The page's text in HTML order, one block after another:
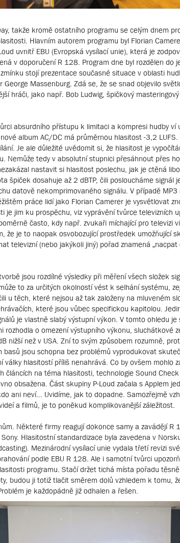
takže kromě ostatního programu se celým dnem
Hlavním autorem programu byl Florian
uvnitř EBU (Evropská vysílací unie), která je
v doporučení R 128. Program dne byl rozdělen do
stojí prezentace současné situace v oblasti
George Massenburg. Zdá se, že se snad objevilo
hráči, jako např. Bob Ludwig, špičkový
absurdního přístupu k limitaci a kompresi hudby ví
album AC/DC má průměrnou hlasitost -3,2
Je ale důležité uvědomit si, že hlasitost je
Nemůže tedy v absolutní stupnici přesáhnout přes
nastavit si hlasitost poslechu, jak je ctěná
špiček dosahuje až 2 dBTP, čili posloucháme signál
datově nekomprimovaného signálu. V případě
práce lidí jako Florian Camerer je vysvětlovat
je jim ku prospěchu, viz vyprávění tvůrce televizních
často, kdy např. zvukaři míchající pro televizi
že je to naopak osvobozující prostředek umožňující
televizní (nebo jakýkoli jiný) pořad znamená
jsou rozdílné výsledky při měření všech složek
to za určitých okolností vést k selhání systému,
u těch, které nejsou až tak založeny na mluveném
které jsou vůbec specifickou kapitolou.
je vlastně slabý výstupní výkon. V tomto ohledu je
rozhodla o omezení výstupního výkonu, sluchátkové
nižší než v USA. Zní to svým způsobem rozumně,
jsou schopna bez problémů vyprodukovat
hlasitostí příliš nenahrává. Co by ovšem mohlo
článcích na téma hlasitosti, technologie Sound
obsažena. Část skupiny P-Loud začala s Applem
ani neví... Uvidíme, jak to dopadne. Samozřejmě
a filmů, je to poněkud komplikovanější záležitost.
Některé firmy reagují dokonce samy a zavádějí R
Hlasitostní standardizace byla zavedena v
Mezinárodní vysílací unie vydala třetí revizi
podle EBU R 128. Ale i samotní tvůrci
programu. Stačí držet tichá místa pořadu
budou ji totiž tlačit směrem dolů vzhledem k tomu,
je každopádně již odhalen a řešen.